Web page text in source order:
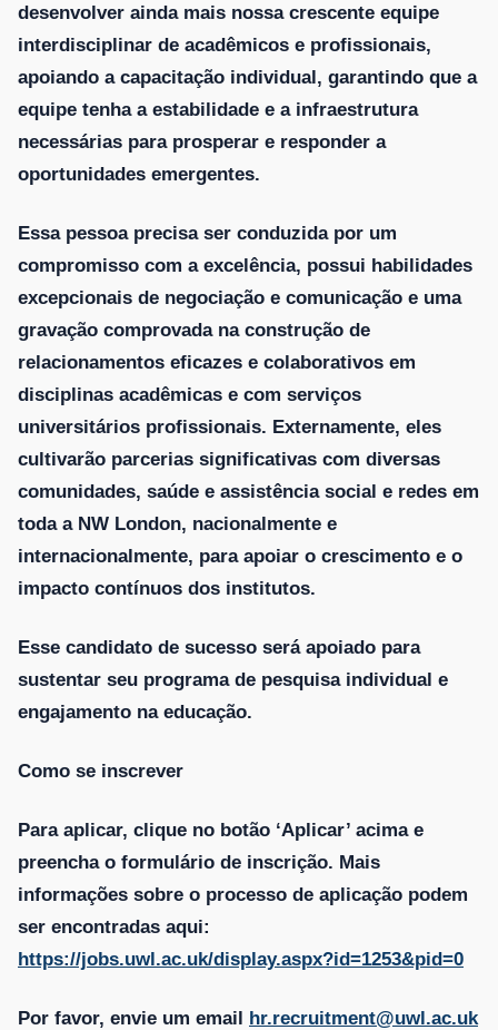
desenvolver ainda mais nossa crescente equipe
interdisciplinar de acadêmicos e profissionais,
apoiando a capacitação individual, garantindo que a
equipe tenha a estabilidade e a infraestrutura
necessárias para prosperar e responder a
oportunidades emergentes.
Essa pessoa precisa ser conduzida por um
compromisso com a excelência, possui habilidades
excepcionais de negociação e comunicação e uma
gravação comprovada na construção de
relacionamentos eficazes e colaborativos em
disciplinas acadêmicas e com serviços
universitários profissionais. Externamente, eles
cultivarão parcerias significativas com diversas
comunidades, saúde e assistência social e redes em
toda a NW London, nacionalmente e
internacionalmente, para apoiar o crescimento e o
impacto contínuos dos institutos.
Esse candidato de sucesso será apoiado para
sustentar seu programa de pesquisa individual e
engajamento na educação.
Como se inscrever
Para aplicar, clique no botão ‘Aplicar’ acima e
preencha o formulário de inscrição. Mais
informações sobre o processo de aplicação podem
ser encontradas aqui:
https://jobs.uwl.ac.uk/display.aspx?id=1253&pid=0
Por favor, envie um email hr.recruitment@uwl.ac.uk